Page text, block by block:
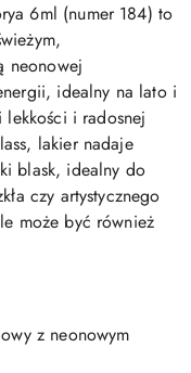
6ml (numer 184) to
neonowej
idealny na lato i
i radosnej
lakier nadaje
blask, idealny do
czy artystycznego
może być również
z neonowym